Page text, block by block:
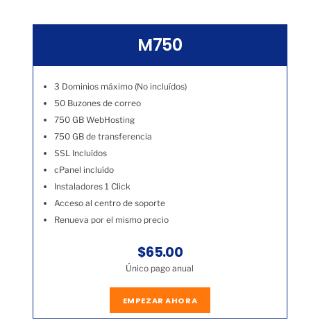
M750
3 Dominios máximo (No incluídos)
50 Buzones de correo
750 GB WebHosting
750 GB de transferencia
SSL Incluídos
cPanel incluído
Instaladores 1 Click
Acceso al centro de soporte
Renueva por el mismo precio
$65.00
Único pago anual
EMPEZAR AHORA